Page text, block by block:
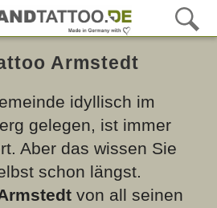
Armstedt
idyllisch im
gelegen, ist immer
Aber das wissen Sie
schon längst.
von all seinen